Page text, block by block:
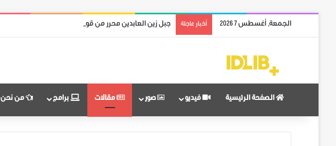
الجمعة, أغسطس 7 2026 أخبار عاجلة جبل زين العابدين محرر من قوات النظام وميليشياته
الصفحة الرئيسية فيديو صور مقالات برامج من نحن